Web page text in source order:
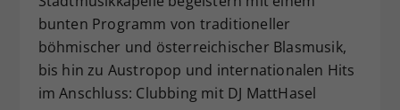
bunten Programm von traditioneller
böhmischer und österreichischer Blasmusik,
bis hin zu Austropop und internationalen Hits
im Anschluss: Clubbing mit DJ MattHasel